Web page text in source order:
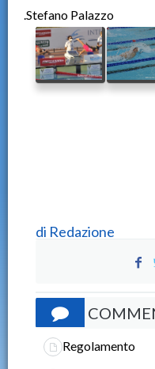
.Stefano Palazzo
di Redazione
Regolamento